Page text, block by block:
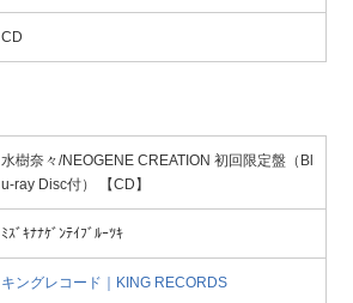
CD
水樹奈々/NEOGENE CREATION 初回限定盤（Bl
u-ray Disc付） 【CD】
ﾐｽﾞｷﾅﾅｹﾞﾝﾃｲﾌﾞﾙｰﾂｷ
キングレコード｜KING RECORDS